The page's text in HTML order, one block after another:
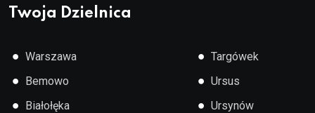
Twoja Dzielnica
● Warszawa
● Bemowo
● Białołęka
● Targówek
● Ursus
● Ursynów